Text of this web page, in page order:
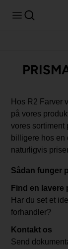
Hos R2 Farver
på vores
vores sortiment
billigere hos en
naturligvis
Sådan funger
Find en lavere
Har du set et
forhandler?
Kontakt os
Send